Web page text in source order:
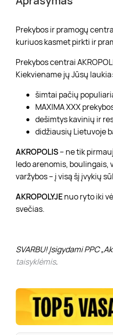
Prekybos ir pramogų
kuriuos kasmet pirkti ir
Prekybos centrai
Kiekviename jų Jūsų laukia:
šimtai pačių
MAXIMA XXX
dešimtys kavinių ir
didžiausių Lietuvoje
AKROPOLIS– ne tik
ledo arenomis,
varžybos – į visą šį įvykių
AKROPOLYJEnuo ryto iki
svečias.
SVARBU! Įsigydami PPC
taisyklėmis.